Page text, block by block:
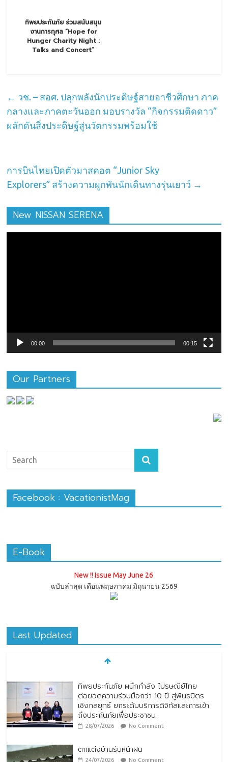
ทิพยประกันภัย ร่วมสนับสนุน
งานการกุศล “Hope for
Hunger Charity Night :
Talks and Concert”
← วช. – สอศ. ปลุกพลังนักประดิษฐ์สายอาชีวศึกษา ภาค
กลางและภาคตะวันออก มอบรางวัล “กิจกรรมติดดาว”
ผลักดันสิ่งประดิษฐ์สู่นวัตกรรมพร้อมใช้
การบินไทยเปิดตัวมาสคอต “Junior Sky
Explorers” สร้างความผูกพันนักเดินทางรุ่นเยาว์ →
New NISSAN SERENA
00:00 00:15
Our Partners
Facebook : VacationistMag
E-Book
New !! Issue May June 26
ฉบับล่าสุด เดือนพฤษภาคม มิถุนายน 2569
Last Updated
ต่อยอดความร่วมมือกว่า 10 ปี สู่พันธมิตร
เชิงกลยุทธ์ ยกระดับบริการดิจิทัลและการเข้า
ถึงประกันภัยเพื่อประชาชน
28/07/2026 No Comment
24/07/2026 No Comment